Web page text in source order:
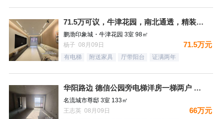
71.5万可议，牛津花园，南北通透，精装未住三居，装修太哇塞
鹏渤印象城・牛津花园 3室 98㎡
杨子 08月09日
71.5万元
有电梯 附送家具 厅带阳台 证满两年
华阳路边 德信公园旁电梯洋房一梯两户 三居双卫 66万！
名流城市尊邸 3室 133㎡
王志英 08月09日
66万元